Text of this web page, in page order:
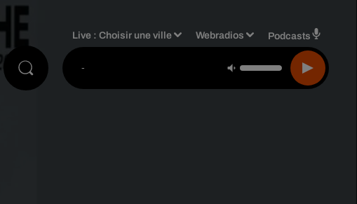
Live :Choisir une ville Webradios Podcasts
-